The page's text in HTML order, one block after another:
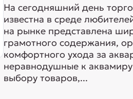
На сегодняшний день
известна в среде
на рынке представлена
грамотного содержания,
комфортного ухода за
неравнодушные к
выбору товаров,...